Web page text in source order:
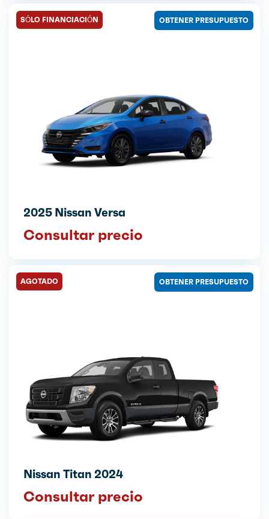
SÓLO FINANCIACIÓN
2025 Nissan Versa
Consultar precio
OBTENER PRESUPUESTO
AGOTADO
Nissan Titan 2024
Consultar precio
OBTENER PRESUPUESTO